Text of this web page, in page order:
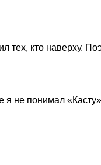
тех, кто наверху.
я не понимал